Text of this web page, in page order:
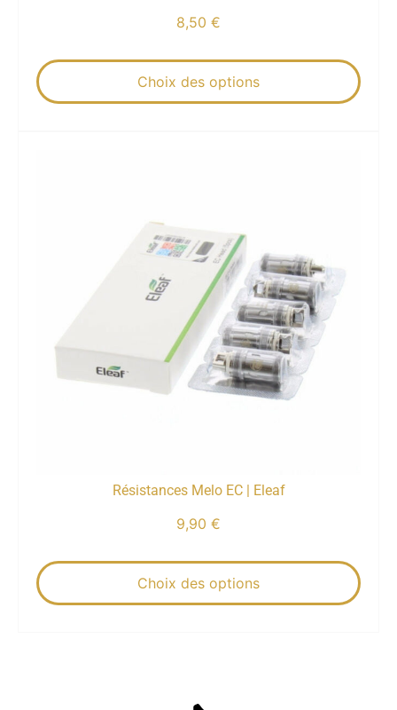
8,50 €
Choix des options
Résistances Melo EC | Eleaf
9,90 €
Choix des options